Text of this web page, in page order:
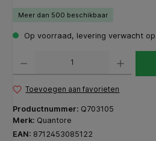
Meer dan 500 beschikbaar
Op voorraad, levering verwacht op
Toevoegen aan favorieten
Productnummer: Q703105
Merk: Quantore
EAN: 8712453085122